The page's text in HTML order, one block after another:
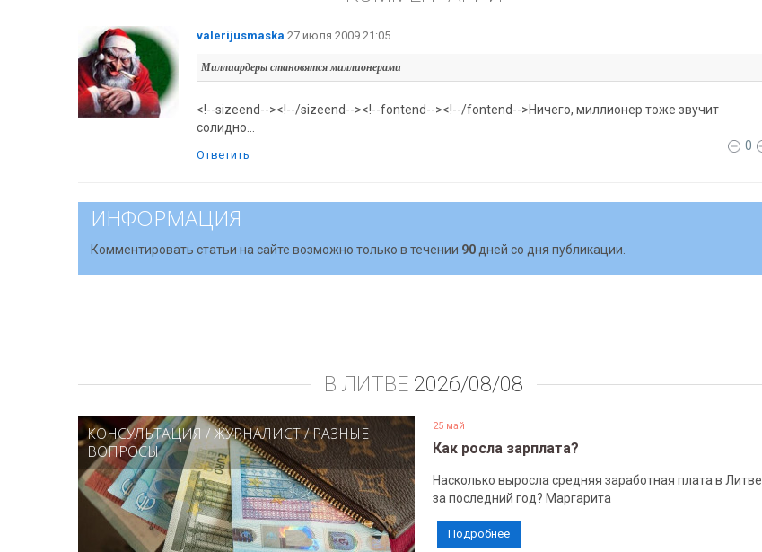
valerijusmaska 27 июля 2009 21:05
Миллиардеры становятся миллионерами
<!--sizeend--><!--/sizeend--><!--fontend--><!--/fontend-->Ничего, миллионер тоже звучит
солидно...
0
Ответить
ИНФОРМАЦИЯ
Комментировать статьи на сайте возможно только в течении 90 дней со дня публикации.
В ЛИТВЕ 2026/08/08
КОНСУЛЬТАЦИЯ /ЖУРНАЛИСТ/РАЗНЫЕ
ВОПРОСЫ
25 май
Как росла зарплата?
Насколько выросла средняя заработная плата в Литве
за последний год? Маргарита
Подробнее